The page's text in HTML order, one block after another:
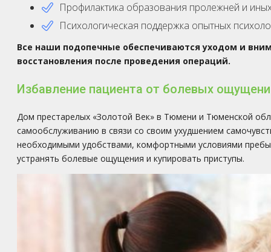
Профилактика образования пролежней и
Психологическая поддержка опытных
Все наши подопечные обеспечиваются уходом и
восстановления после проведения операций.
Избавление пациента от болевых
Дом престарелых «Золотой Век» в Тюмени и Тюменской
самообслуживанию в связи со своим ухудшением
необходимыми удобствами, комфортными условиями
устранять болевые ощущения и купировать приступы.